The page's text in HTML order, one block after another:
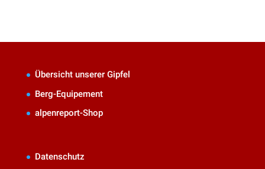
Übersicht unserer Gipfel
Berg-Equipement
alpenreport-Shop
Datenschutz